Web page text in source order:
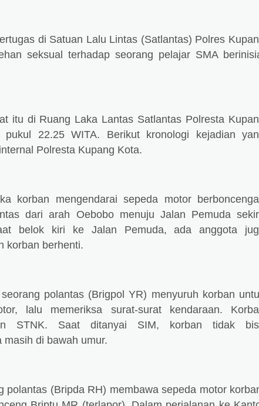
di Satuan Lalu Lintas (Satlantas) Polres
seksual terhadap seorang pelajar SMA
itu di Ruang Laka Lantas Satlantas Polresta
pukul 22.25 WITA. Berikut kronologi kejadian
Polresta Kupang Kota.
korban mengendarai sepeda motor
dari arah Oebobo menuju Jalan Pemuda
belok kiri ke Jalan Pemuda, ada anggota
korban berhenti.
polantas (Brigpol YR) menyuruh korban
lalu memeriksa surat-surat kendaraan.
STNK. Saat ditanyai SIM, korban tidak
masih di bawah umur.
polantas (Bripda RH) membawa sepeda motor